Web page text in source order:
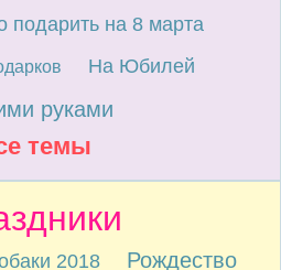
подарить на 8 марта
На Юбилей
руками
темы
2018 Рождество